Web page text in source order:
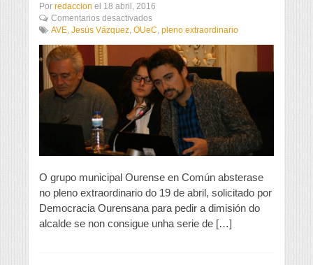
Por redaccion el 18 abril, 2016
Comentarios desactivadosen
OUeC
pola
abstención
no
pleno
deste
martes
AVE, Jesús Vázquez, OUeC, pleno extraordinario
O grupo municipal Ourense en Común absterase
no pleno extraordinario do 19 de abril, solicitado por
Democracia Ourensana para pedir a dimisión do
alcalde se non consigue unha serie de […]